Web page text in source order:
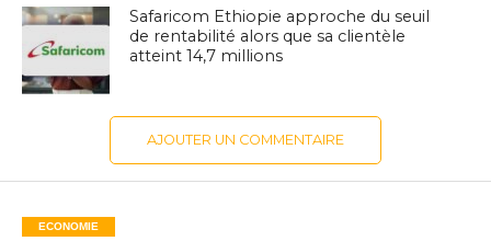
Safaricom Ethiopie approche du seuil
de rentabilité alors que sa clientèle
atteint 14,7 millions
AJOUTER UN COMMENTAIRE
ECONOMIE